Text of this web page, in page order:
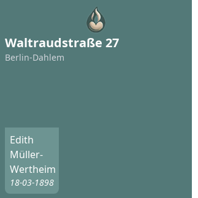
Waltraudstraße 27
Berlin-Dahlem
Edith
Müller-
Wertheim
18-03-1898